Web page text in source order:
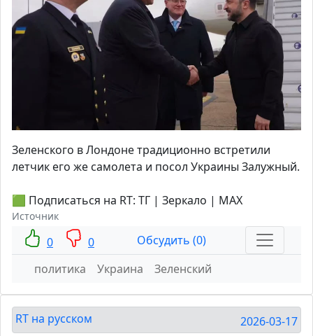
Зеленского в Лондоне традиционно встретили
летчик его же самолета и посол Украины Залужный.
🟩 Подписаться на RT: ТГ | Зеркало | MAX
Источник
0 0
Обсудить (0)
политика
Украина Зеленский
RT на русском 2026-03-17